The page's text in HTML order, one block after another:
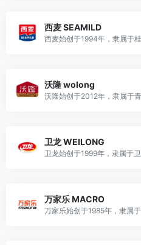
西麦 SEAMILD
沃隆 wolong
卫龙 WEILONG
万家乐 MACRO